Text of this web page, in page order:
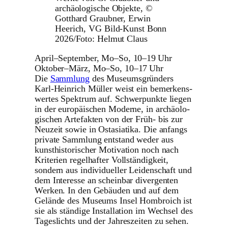
archäologische Objekte, ©
Gotthard Graubner, Erwin
Heerich, VG Bild-Kunst Bonn
2026/Foto: Helmut Claus
April–September, Mo–So, 10–19 Uhr
Oktober–März, Mo–So, 10–17 Uhr
Die Sammlung des Muse­ums­grün­ders
Karl-Heinrich Müller weist ein bemer­kens­
wertes Spektrum auf. Schwer­punkte liegen
in der euro­päi­schen Moderne, in archäo­lo­
gi­schen Arte­fakten von der Früh- bis zur
Neuzeit sowie in Ostasia­tika. Die anfangs
private Sammlung entstand weder aus
kunst­his­to­ri­scher Moti­va­tion noch nach
Kriterien regel­hafter Voll­stän­dig­keit,
sondern aus indi­vi­du­eller Leiden­schaft und
dem Interesse an scheinbar diver­genten
Werken. In den Gebäuden und auf dem
Gelände des Museums Insel Hombroich ist
sie als ständige Instal­la­tion im Wechsel des
Tages­lichts und der Jahres­zeiten zu sehen.